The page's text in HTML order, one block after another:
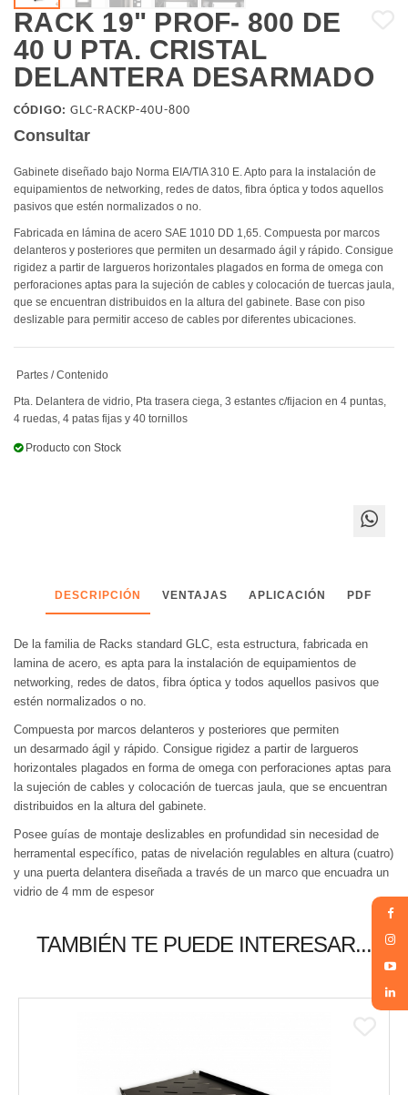
RACK 19" PROF- 800 DE
40 U PTA. CRISTAL
DELANTERA DESARMADO
CÓDIGO: GLC-RACKP-40U-800
Consultar
Gabinete diseñado bajo Norma EIA/TIA 310 E. Apto para la instalación de
equipamientos de networking, redes de datos, fibra óptica y todos aquellos
pasivos que estén normalizados o no.
Fabricada en lámina de acero SAE 1010 DD 1,65. Compuesta por marcos
delanteros y posteriores que permiten un desarmado ágil y rápido. Consigue
rigidez a partir de largueros horizontales plagados en forma de omega con
perforaciones aptas para la sujeción de cables y colocación de tuercas jaula,
que se encuentran distribuidos en la altura del gabinete. Base con piso
deslizable para permitir acceso de cables por diferentes ubicaciones.
Partes / Contenido
Pta. Delantera de vidrio, Pta trasera ciega, 3 estantes c/fijacion en 4 puntas,
4 ruedas, 4 patas fijas y 40 tornillos
Producto con Stock
DESCRIPCIÓN VENTAJAS APLICACIÓN PDF
De la familia de Racks standard GLC, esta estructura, fabricada en
lamina de acero, es apta para la instalación de equipamientos de
networking, redes de datos, fibra óptica y todos aquellos pasivos que
estén normalizados o no.
Compuesta por marcos delanteros y posteriores que permiten
un desarmado ágil y rápido. Consigue rigidez a partir de largueros
horizontales plagados en forma de omega con perforaciones aptas para
la sujeción de cables y colocación de tuercas jaula, que se encuentran
distribuidos en la altura del gabinete.
Posee guías de montaje deslizables en profundidad sin necesidad de
herramental específico, patas de nivelación regulables en altura (cuatro)
y una puerta delantera diseñada a través de un marco que encuadra un
vidrio de 4 mm de espesor
TAMBIÉN TE PUEDE INTERESAR...